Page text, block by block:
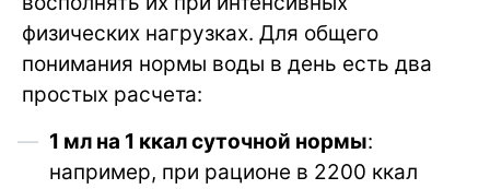
физических нагрузках. Для общего
понимания нормы воды в день есть два
простых расчета:
1 мл на 1 ккал суточной нормы:
например, при рационе в 2200 ккал